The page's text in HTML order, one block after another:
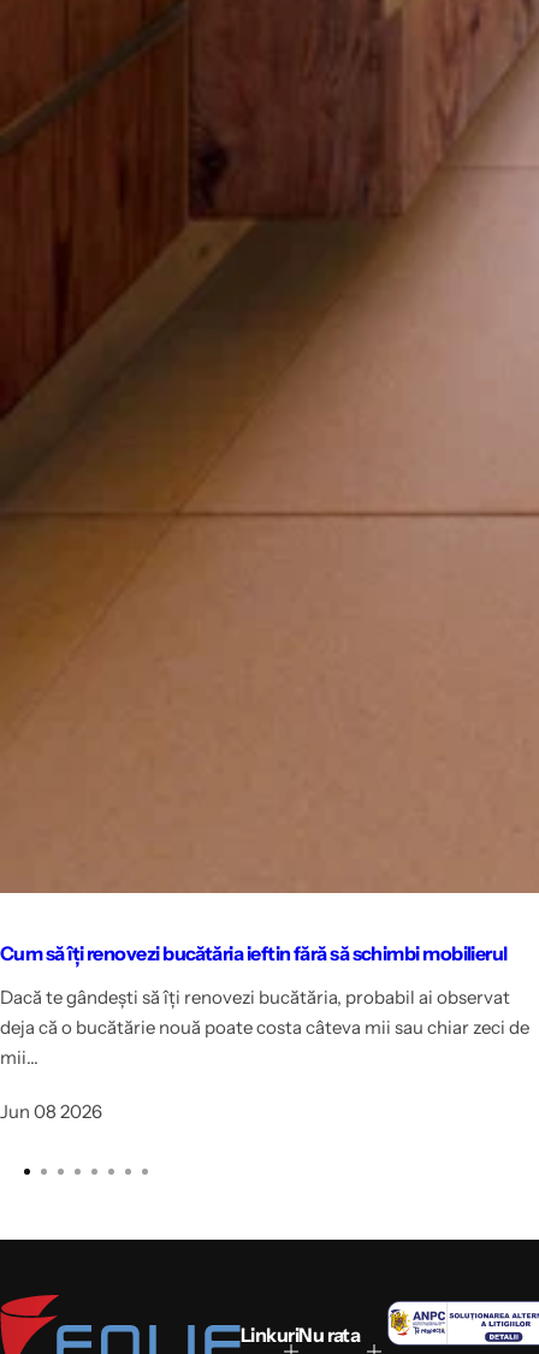
Cum să îți renovezi bucătăria ieftin fără să schimbi mobilierul
Dacă te gândești să îți renovezi bucătăria, probabil ai observat
deja că o bucătărie nouă poate costa câteva mii sau chiar zeci de
mii...
Jun 08 2026
LinkuriNu rata